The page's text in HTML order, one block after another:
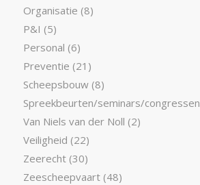
Organisatie (8)
P&I (5)
Personal (6)
Preventie (21)
Scheepsbouw(8)
Spreekbeurten/seminars/congressen
Van Niels van der Noll (2)
Veiligheid (22)
Zeerecht(30)
Zeescheepvaart(48)